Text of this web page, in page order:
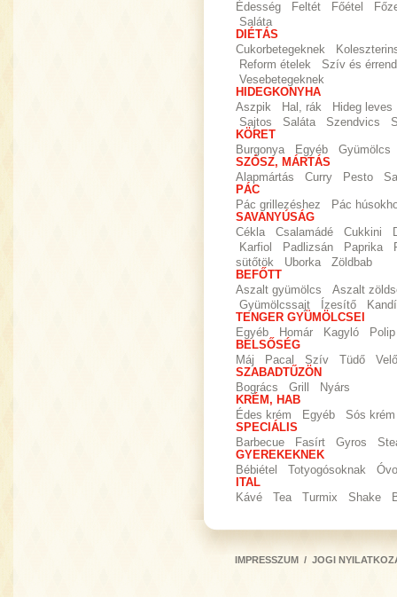
Édesség
Feltét Főétel
Saláta
DIÉTÁS
Cukorbetegeknek
Reform ételek
Szív és
Vesebetegeknek
HIDEGKONYHA
Aszpik
Hal, rák
Hideg leves
Sajtos
Saláta Szendvics
KÖRET
Burgonya
Egyéb
Gyümölcs
SZÓSZ, MÁRTÁS
Alapmártás
Curry Pesto
PÁC
Pác grillezéshez
Pác
SAVANYÚSÁG
Cékla
Csalamádé Cukkini
Karfiol
Padlizsán Paprika
sütőtök
Uborka
Zöldbab
BEFŐTT
Aszalt gyümölcs
Aszalt
Gyümölcssajt
Ízesítő
TENGER GYÜMÖLCSEI
Egyéb
Homár Kagyló
Polip
BELSŐSÉG
Máj
Pacal Szív Tüdő
Velő
SZABADTŰZÖN
Bogrács
Grill
Nyárs
KRÉM, HAB
Édes krém
Egyéb
Sós krém
SPECIÁLIS
Barbecue
Fasírt Gyros
GYEREKEKNEK
Bébiétel
Totyogósoknak
ITAL
Kávé
Tea Turmix Shake
IMPRESSZUM / JOGI